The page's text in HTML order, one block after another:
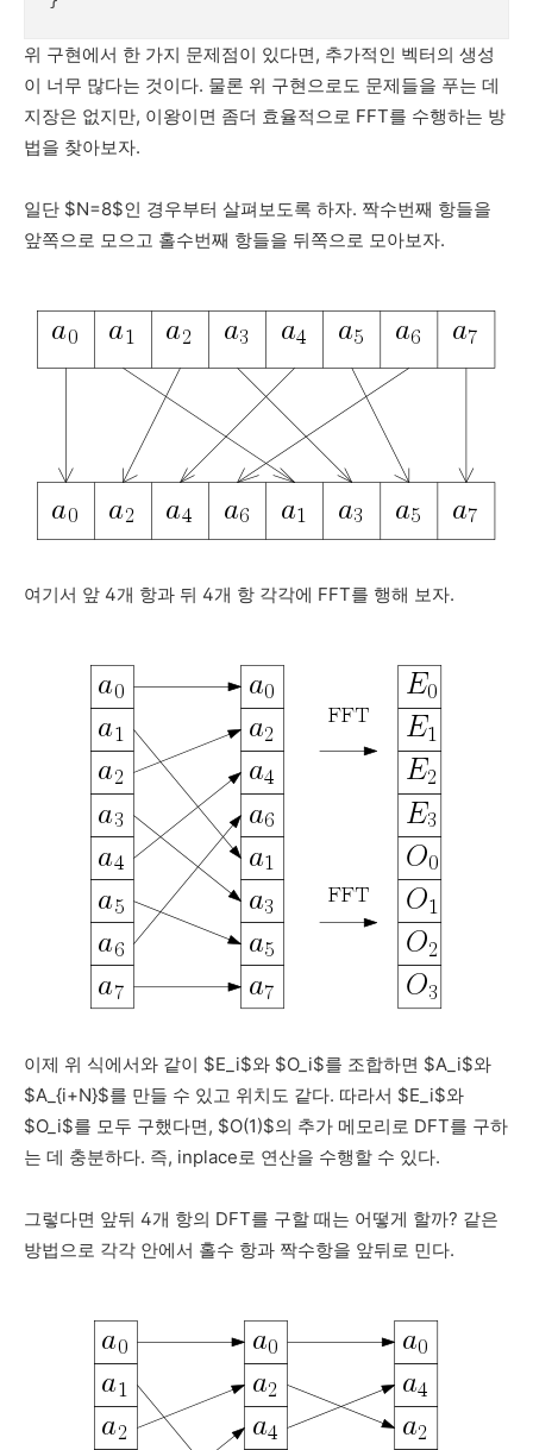
위 구현에서 한 가지 문제점이 있다면, 추가적인 벡터의 생성
이 너무 많다는 것이다. 물론 위 구현으로도 문제들을 푸는 데
지장은 없지만, 이왕이면 좀더 효율적으로 FFT를 수행하는 방
법을 찾아보자.
일단 $N=8$인 경우부터 살펴보도록 하자. 짝수번째 항들을
앞쪽으로 모으고 홀수번째 항들을 뒤쪽으로 모아보자.
여기서 앞 4개 항과 뒤 4개 항 각각에 FFT를 행해 보자.
이제 위 식에서와 같이 $E_i$와 $O_i$를 조합하면 $A_i$와
$A_{i+N}$를 만들 수 있고 위치도 같다. 따라서 $E_i$와
$O_i$를 모두 구했다면, $O(1)$의 추가 메모리로 DFT를 구하
는 데 충분하다. 즉, inplace로 연산을 수행할 수 있다.
그렇다면 앞뒤 4개 항의 DFT를 구할 때는 어떻게 할까? 같은
방법으로 각각 안에서 홀수 항과 짝수항을 앞뒤로 민다.